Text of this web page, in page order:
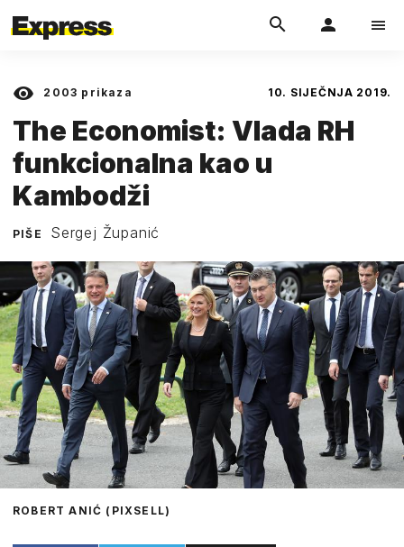
2003 prikaza 10. SIJEČNJA 2019.
The Economist: Vlada RH
funkcionalna kao u
Kambodži
PIŠE Sergej Županić
ROBERT ANIĆ (PIXSELL)